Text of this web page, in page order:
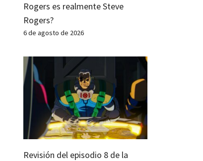
Rogers es realmente Steve
Rogers?
6 de agosto de 2026
Revisión del episodio 8 de la